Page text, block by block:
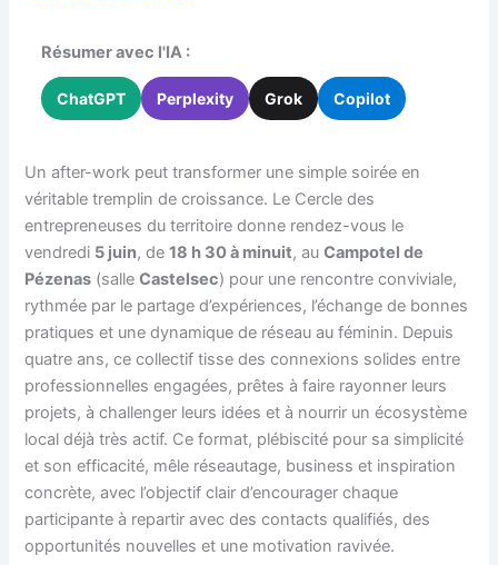
Résumer avec l'IA :
ChatGPT Perplexity Grok Copilot
Un after-work peut transformer une simple soirée en
véritable tremplin de croissance. Le Cercle des
entrepreneuses du territoire donne rendez-vous le
vendredi 5 juin, de18 h 30 à minuit, auCampotel de
Pézenas (salleCastelsec) pour une rencontre conviviale,
rythmée par le partage d’expériences, l’échange de bonnes
pratiques et une dynamique de réseau au féminin. Depuis
quatre ans, ce collectif tisse des connexions solides entre
professionnelles engagées, prêtes à faire rayonner leurs
projets, à challenger leurs idées et à nourrir un écosystème
local déjà très actif. Ce format, plébiscité pour sa simplicité
et son efficacité, mêle réseautage, business et inspiration
concrète, avec l’objectif clair d’encourager chaque
participante à repartir avec des contacts qualifiés, des
opportunités nouvelles et une motivation ravivée.